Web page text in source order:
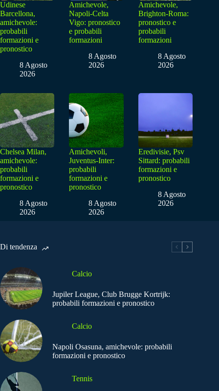
Udinese
Barcellona,
amichevole:
probabili
formazioni e
pronostico
8 Agosto
2026
Amichevole,
Napoli-Celta
Vigo: pronostico
e probabili
formazioni
8 Agosto
2026
Amichevole,
Brighton-Roma:
pronostico e
probabili
formazioni
8 Agosto
2026
Chelsea Milan,
amichevole:
probabili
formazioni e
pronostico
8 Agosto
2026
Amichevoli,
Juventus-Inter:
probabili
formazioni e
pronostico
8 Agosto
2026
Eredivisie, Psv
Sittard: probabili
formazioni e
pronostico
8 Agosto
2026
Di tendenza
Calcio
Jupiler League, Club Brugge Kortrijk:
probabili formazioni e pronostico
Calcio
Napoli Osasuna, amichevole: probabili
formazioni e pronostico
Tennis